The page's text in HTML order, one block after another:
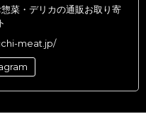
菜・デリカの通販お取り寄
meat.jp/